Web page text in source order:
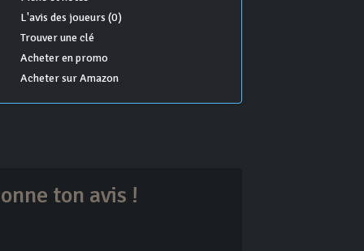
L'avis des joueurs (0)
Trouver une clé
Acheter en promo
Acheter sur Amazon
ton avis !